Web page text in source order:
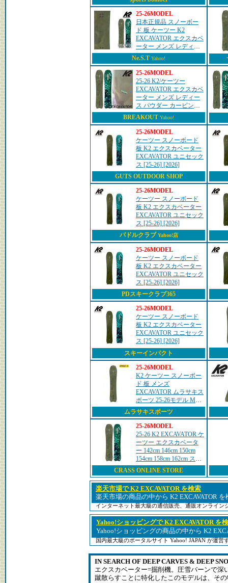
25-26MODEL
日本正規品 スノーボー
ド 板 ケーツー K2
EXCAVATOR エクスカベ
ーター メンズ レディー
ス 25-26 爆買
Ne.S.T Yahoo!
25-26MODEL
25-26 K2/ケーツー
EXCAVATOR エクスカベ
ーター メンズ レディー
ス パウダー カービング
スノーボード 板 2026 型
落ち
BREAKOUT Yahoo!
25-26MODEL
ケーツー スノーボード
板 K2 エクスカベーター
EXCAVATOR ユニセック
ス [25-26] [2026]
GUTS OUTDOOR SHOP
25-26MODEL
ケーツー スノーボード
板 K2 エクスカベーター
EXCAVATOR ユニセック
ス [25-26] [2026]
パドルクラブYahoo!店
25-26MODEL
ケーツー スノーボード
板 K2 エクスカベーター
EXCAVATOR ユニセック
ス [25-26] [2026]
PDスキークラブ365
25-26MODEL
ケーツー スノーボード
板 K2 エクスカベーター
EXCAVATOR ユニセック
ス [25-26] [2026]
スキーインパクト
25-26MODEL
K2 ケーツー スノーボー
ド 板 メンズ
EXCAVATOR ムラサキス
ポーツ 25-26モデル MM
B21
ムラサキスポーツ
25-26MODEL
25-26 K2 EXCAVATOR ケ
ーツー エクスカベータ
ー 142cm 146cm 150cm
154cm 158cm 162cm スノ
ーボード スノボー パウ
ダー カービング パーク
フリーライド
CRASS ONLINE STORE
楽天市場で K2 EXCAVATOR を検索
楽天市場の商品の中から K2 EXCAVATOR
インターネット最大級の通信販売、通販オンライン
Yahoo!ショッピングで K2 EXCAVATOR を
Yahoo!ショッピングの商品の中から K2
国内最大級のポータルサイト Yahoo! JAPAN が運営
IN SEARCH OF DEEP CARVES & DEEP
エクスカベーター=掘削機。圧雪バーンで深
蹴散らすことに特化したこのモデルは、そ